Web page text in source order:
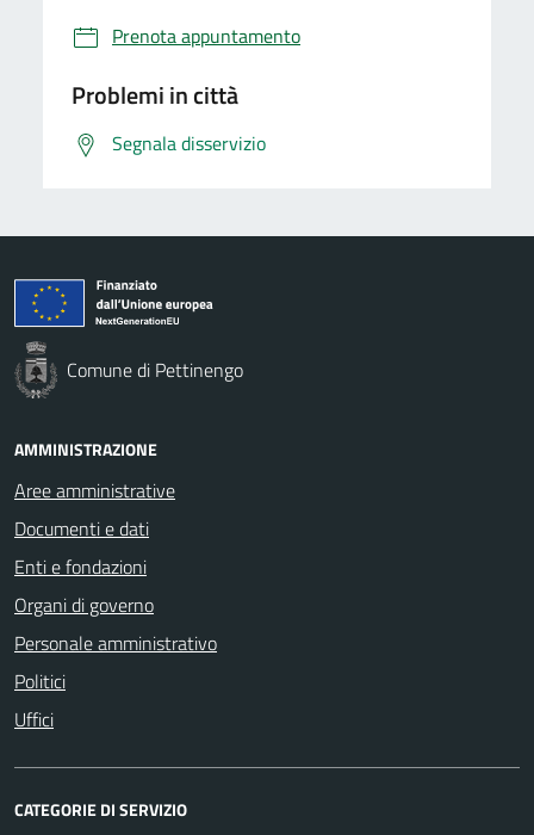
Prenota appuntamento
Problemi in città
Segnala disservizio
Comune di Pettinengo
AMMINISTRAZIONE
Aree amministrative
Documenti e dati
Enti e fondazioni
Organi di governo
Personale amministrativo
Politici
Uffici
CATEGORIE DI SERVIZIO